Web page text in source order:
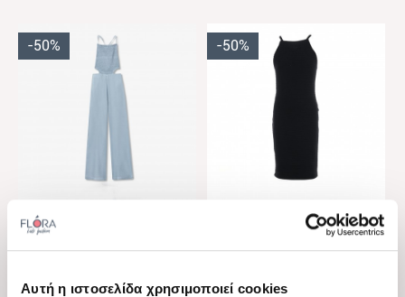
Αυτή η ιστοσελίδα χρησιμοποιεί cookies
-50%
View
Παιδική ολόσωμη φόρμα
Διαθέσιμα μεγέθη
-50%
Tiffosi
Παιδικό φόρεμα πλεκτό
Διαθέσιμα μεγέθη